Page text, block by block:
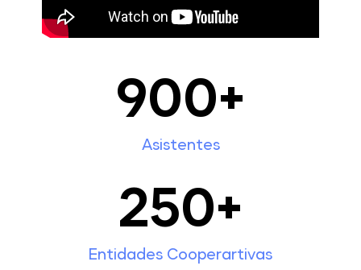
Asistentes
900+
Entidades Cooperartivas
250+